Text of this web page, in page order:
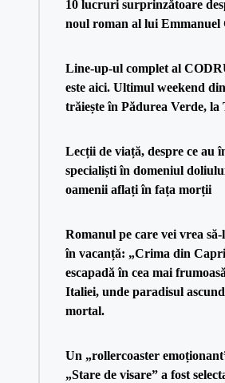
10 lucruri surprinzătoare
noul roman al lui Emmanuel
Line-up-ul complet al
este aici. Ultimul weekend
trăiește în Pădurea Verde, la
Lecții de viață, despre ce au
specialiști în domeniul
oamenii aflați în fața morții
Romanul pe care vei vrea
în vacanță: „Crima din
escapadă în cea mai
Italiei, unde paradisul
mortal.
Un „rollercoaster
„Stare de visare” a fost